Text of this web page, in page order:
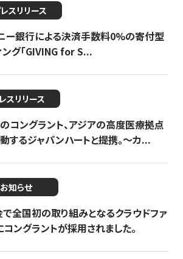
スリリース
ー銀行による決済手数料0%の寄付型
ング「GIVING for S...
スリリース
コングラント、アジアの高度医療拠点
するジャパンハートと提携。〜カ...
お知らせ
全国初の取り組みとなるクラウドファ
ングラントが採用されました。